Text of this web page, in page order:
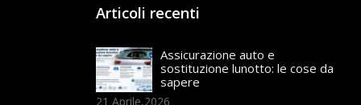
Articoli recenti
Assicurazione auto e
sostituzione lunotto: le cose da
sapere
21 Aprile,2026